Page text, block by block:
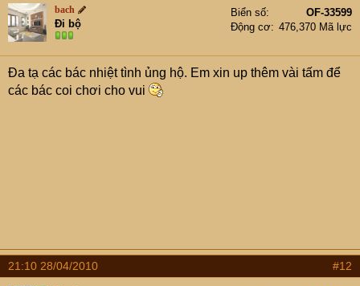
bach
Đi bộ
Biển số
OF-33599
Động cơ
476,370 Mã lực
Đa tạ các bác nhiệt tình ủng hộ. Em xin up thêm vài tấm để
các bác coi chơi cho vui
21:10 28/04/2010 #12